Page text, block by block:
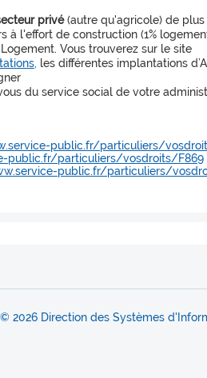
privé(autre qu'agricole) de plus
l'effort de construction (1%
Vous trouverez sur le site
les différentes implantations
du service social de votre
public.fr/particuliers/
public.fr/particuliers/vosdroits/F869
public.fr/particuliers/
© 2026 Direction des Systèmes